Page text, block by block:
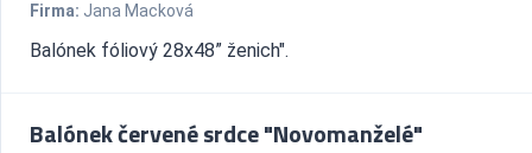
Firma: Jana Macková
Balónek fóliový 28x48” ženich".
Balónek červené srdce "Novomanželé"